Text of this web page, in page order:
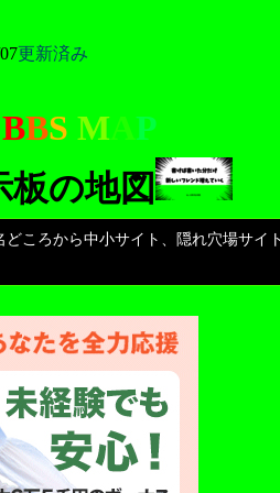
更新済み
BBS MAP
板の地図
ころから中小サイト、隠れ穴場サイ